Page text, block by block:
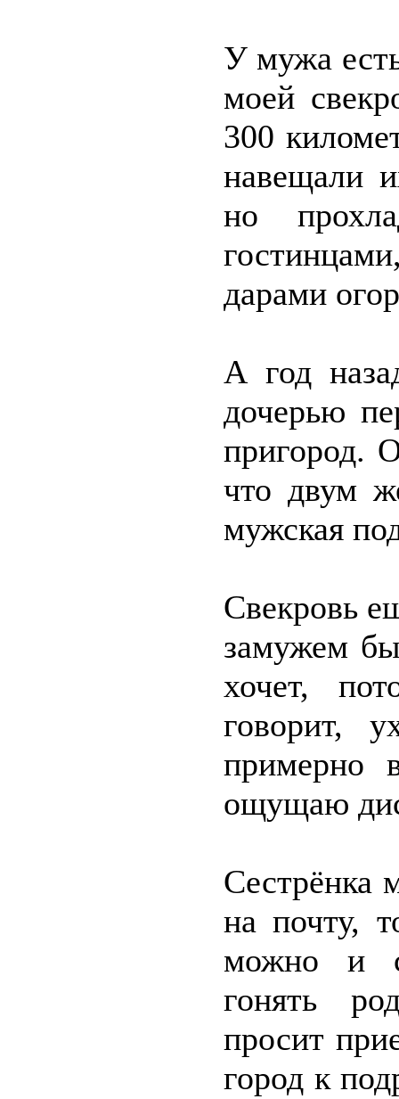
У мужа
моей
300
навещали
но
дарами
А год
дочерью
пригород.
что двум
мужская
Свекровь
замужем
хочет,
говорит,
примерно
ощущаю
Сестрёнка
на почту,
можно и
гонять
просит
город к